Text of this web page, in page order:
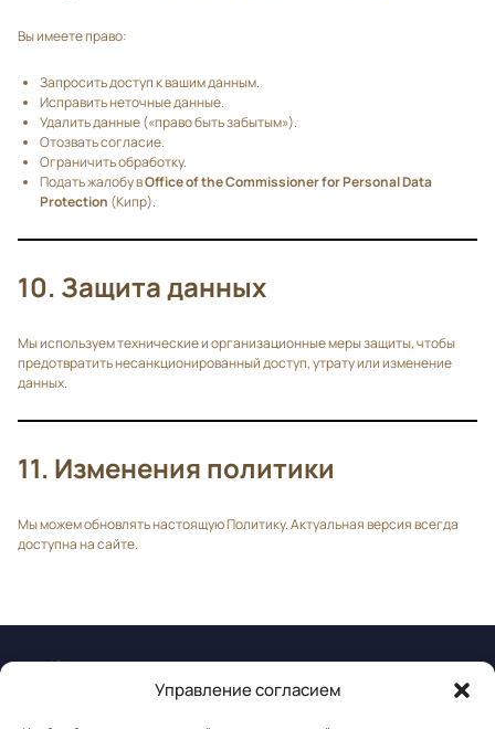
Управление согласием
Вы имеете право:
Запросить доступ к вашим данным.
Исправить неточные данные.
Удалить данные («право быть забытым»).
Отозвать согласие.
Ограничить обработку.
Подать жалобу вOffice of the Commissioner for Personal Data
Protection (Кипр).
10. Защита данных
Мы используем технические и организационные меры защиты, чтобы
предотвратить несанкционированный доступ, утрату или изменение
данных.
11. Изменения политики
Мы можем обновлять настоящую Политику. Актуальная версия всегда
доступна на сайте.